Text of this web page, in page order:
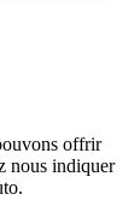
offrir
nous indiquer